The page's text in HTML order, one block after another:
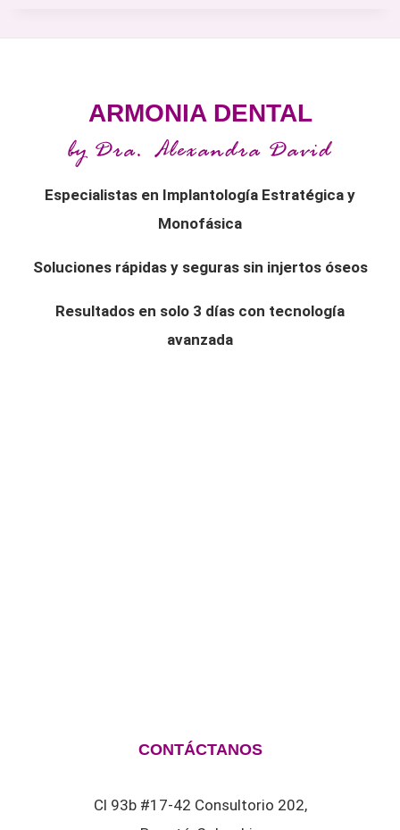
ARMONIA DENTAL
by Dra. Alexandra David
Especialistas en Implantología Estratégica y
Monofásica
Soluciones rápidas y seguras sin injertos óseos
Resultados en solo 3 días con tecnología
avanzada
CONTÁCTANOS
Cl 93b #17-42 Consultorio 202,